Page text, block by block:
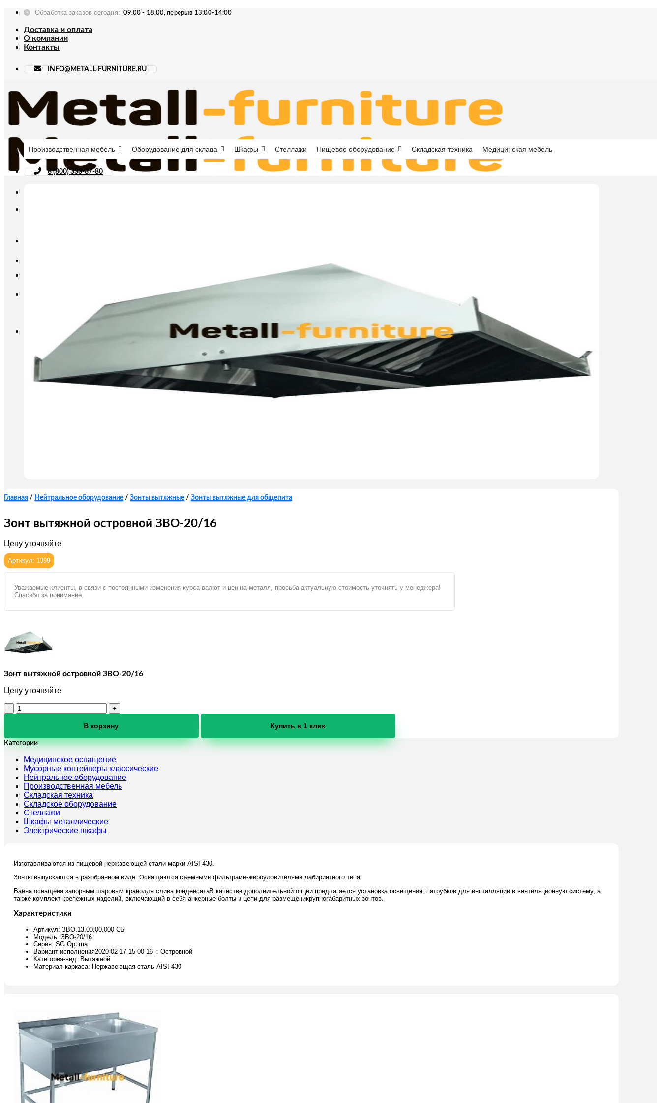
Skip
content
Обработка заказов сегодня: 09.00 - 18.00, перерыв 13:00-14:00
Доставка и оплата
О компании
Контакты
INFO@METALL-FURNITURE.RU
Производственная мебель Оборудование для склада Шкафы Стеллажи Пищевое оборудование Складская техника Медицинская мебель
8 (800) 333-87-80
Главная / Нейтральное оборудование / Зонты вытяжные / Зонты вытяжные для общепита
Зонт вытяжной островной ЗВО-20/16
Цену уточняйте
Артикул: 1399
Уважаемые клиенты, в связи с постоянными изменения курса валют и цен на металл, просьба актуальную стоимость уточнять у менеджера!
Спасибо за понимание.
Зонт вытяжной островной ЗВО-20/16
Цену уточняйте
Количество
товара
островной
В корзину Купить в 1 клик
Категории
Медицинское оснащение
Мусорные контейнеры классические
Нейтральное оборудование
Производственная мебель
Складская техника
Складское оборудование
Стеллажи
Шкафы металлические
Электрические шкафы
Изготавливаются из пищевой нержавеющей стали марки AISI 430.
Зонты выпускаются в разобранном виде. Оснащаются съемными фильтрами-жироуловителями лабиринтного типа.
Ванна оснащена запорным шаровым кранодля слива конденсатаВ качестве дополнительной опции предлагается установка освещения, патрубков для инсталляции в вентиляционную систему, а
также комплект крепежных изделий, включающий в себя анкерные болты и цепи для размещеникрупногабаритных зонтов.
Характеристики
Артикул: ЗВО.13.00.00.000 СБ
Модель: ЗВО-20/16
Серия: SG Optima
Вариант исполнения2020-02-17-15-00-16_: Островной
Категория-вид: Вытяжной
Материал каркаса: Нержавеющая сталь AISI 430